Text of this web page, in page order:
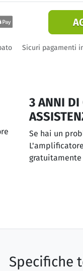
Sicuri pagamenti
3 ANNI DI
Se hai un
Specifiche